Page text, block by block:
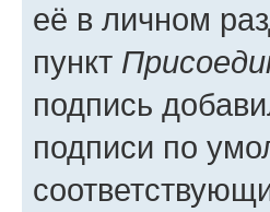
её в личном
пункт
подпись
подписи по